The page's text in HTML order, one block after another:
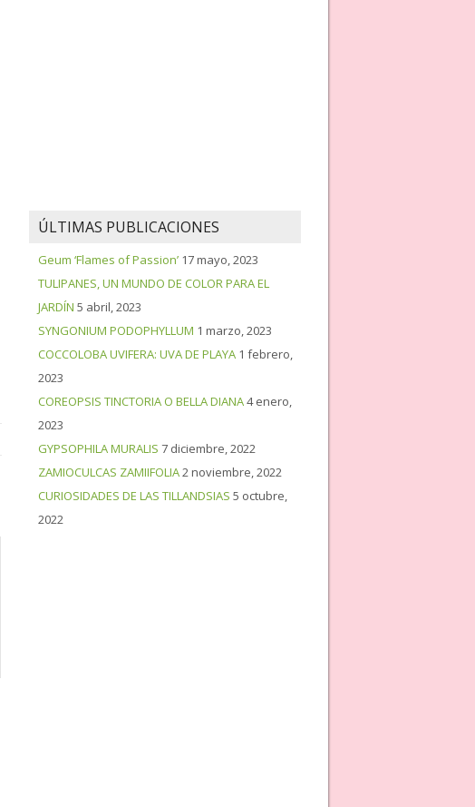
ÚLTIMAS PUBLICACIONES
Geum ‘Flames of Passion’ 17 mayo, 2023
TULIPANES, UN MUNDO DE COLOR PARA EL
JARDÍN 5 abril, 2023
SYNGONIUM PODOPHYLLUM 1 marzo, 2023
COCCOLOBA UVIFERA: UVA DE PLAYA 1 febrero,
2023
COREOPSIS TINCTORIA O BELLA DIANA4 enero,
2023
GYPSOPHILA MURALIS 7 diciembre, 2022
ZAMIOCULCAS ZAMIIFOLIA2 noviembre, 2022
CURIOSIDADES DE LAS TILLANDSIAS 5 octubre,
2022